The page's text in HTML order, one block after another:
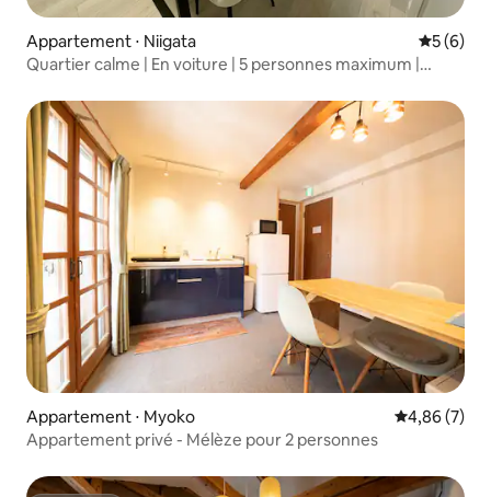
Appartement ⋅ Niigata
5 (6)
Quartier calme | En voiture | 5 personnes maximum |
Appartement ⋅ Myoko Évaluation
4,86 (7)
Appartement privé - Mélèze pour 2 personnes